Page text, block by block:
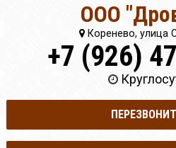
ООО
Коренево, улица
+7 (926)